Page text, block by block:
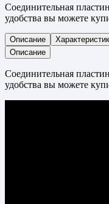
Соединительная
удобства вы можете
Описание
Описание
Соединительная
удобства вы можете